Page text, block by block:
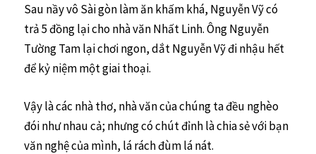
Sau nầy vô Sài gòn làm ăn khấm khá, Nguyễn Vỹ có
trả 5 đồng lại cho nhà văn Nhất Linh. Ông Nguyễn
Tường Tam lại chơi ngon, dắt Nguyễn Vỹ đi nhậu hết
để kỷ niệm một giai thoại.
Vậy là các nhà thơ, nhà văn của chúng ta đều nghèo
đói như nhau cả; nhưng có chút đỉnh là chia sẻ với bạn
văn nghệ của mình, lá rách đùm lá nát.